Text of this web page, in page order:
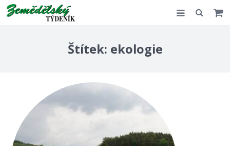
Kontakt
Štítek: ekologie